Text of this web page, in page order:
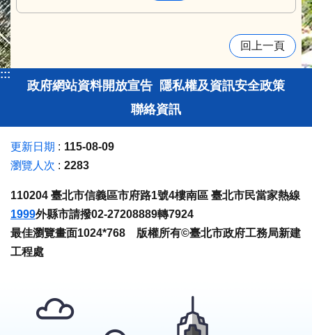
回上一頁
:::
政府網站資料開放宣告 隱私權及資訊安全政策
聯絡資訊
更新日期
115-08-09
瀏覽人次
2283
110204 臺北市信義區市府路1號4樓南區 臺北市民當家熱線
1999外縣市請撥02-27208889轉7924
最佳瀏覽畫面1024*768 版權所有©臺北市政府工務局新建
工程處